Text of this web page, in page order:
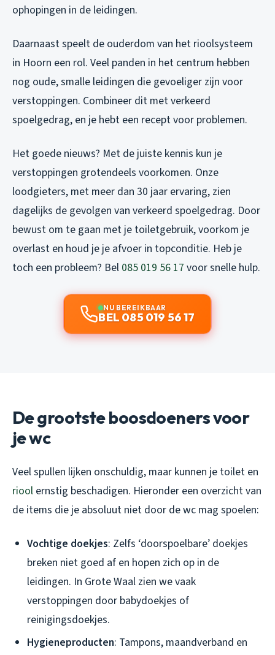
ophopingen in de leidingen.
Daarnaast speelt de ouderdom van het rioolsysteem
in Hoorn een rol. Veel panden in het centrum hebben
nog oude, smalle leidingen die gevoeliger zijn voor
verstoppingen. Combineer dit met verkeerd
spoelgedrag, en je hebt een recept voor problemen.
Het goede nieuws? Met de juiste kennis kun je
verstoppingen grotendeels voorkomen. Onze
loodgieters, met meer dan 30 jaar ervaring, zien
dagelijks de gevolgen van verkeerd spoelgedrag. Door
bewust om te gaan met je toiletgebruik, voorkom je
overlast en houd je je afvoer in topconditie. Heb je
toch een probleem? Bel 085 019 56 17 voor snelle hulp.
NU BEREIKBAAR
BEL 085 019 56 17
De grootste boosdoeners voor
je wc
Veel spullen lijken onschuldig, maar kunnen je toilet en
riool ernstig beschadigen. Hieronder een overzicht van
de items die je absoluut niet door de wc mag spoelen:
Vochtige doekjes: Zelfs ‘doorspoelbare’ doekjes
breken niet goed af en hopen zich op in de
leidingen. In Grote Waal zien we vaak
verstoppingen door babydoekjes of
reinigingsdoekjes.
Hygieneproducten: Tampons, maandverband en